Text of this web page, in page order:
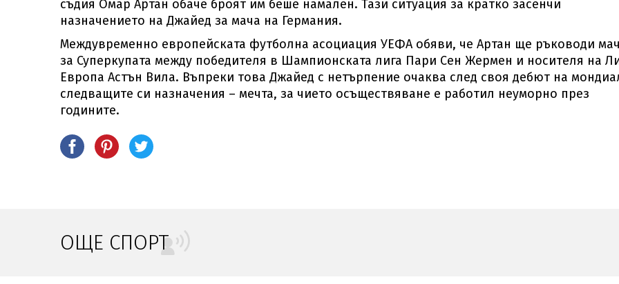
съдия Омар Артан обаче броят им беше намален. Тази ситуация за кратко засенчи
назначението на Джайед за мача на Германия.
Междувременно европейската футболна асоциация УЕФА обяви, че Артан ще ръководи
за Суперкупата между победителя в Шампионската лига Пари Сен Жермен и носителя на
Европа Астън Вила. Въпреки това Джайед с нетърпение очаква след своя дебют на
следващите си назначения – мечта, за чието осъществяване е работил неуморно през
годините.
ОЩЕ СПОРТ